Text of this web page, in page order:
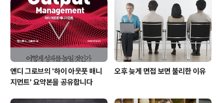
앤디 그로브의 '하이 아웃풋 매니
지먼트' 요약본을 공유합니다
오후 늦게 면접 보면 불리한 이유